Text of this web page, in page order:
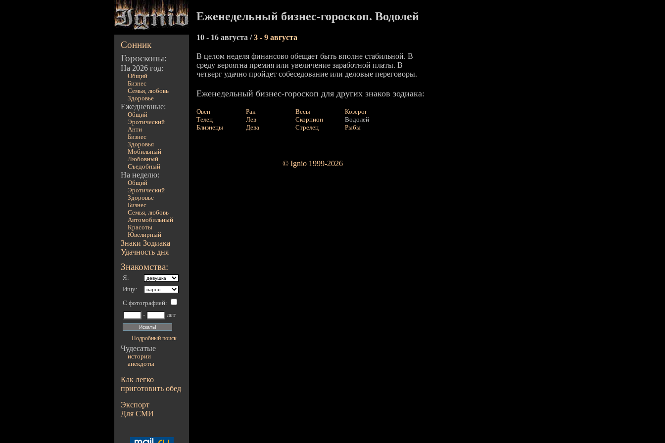
Сонник
Гороскопы:
На 2026 год:
Общий
Бизнес
Семья, любовь
Здоровье
Ежедневные:
Общий
Эротический
Анти
Бизнес
Здоровья
Мобильный
Любовный
Съедобный
На неделю:
Общий
Эротический
Здоровье
Бизнес
Семья, любовь
Автомобильный
Красоты
Ювелирный
Знаки Зодиака
Удачность дня
Знакомства:
Я:
Ищу:
С фотографией:
-
лет
Подробный поиск
Чудесатые
истории
анекдоты
Как легко
приготовить обед
Экспорт
Для СМИ
Еженедельный бизнес-гороскоп. Водолей
10 - 16 августа /3 - 9 августа
В целом неделя финансово обещает быть вполне стабильной. В
среду вероятна премия или увеличение заработной платы. В
четверг удачно пройдет собеседование или деловые переговоры.
Еженедельный бизнес-гороскоп для других знаков зодиака:
Овен
Телец
Близнецы
Рак
Лев
Дева
Весы
Скорпион
Стрелец
Козерог
Водолей
Рыбы
© Ignio 1999-2026